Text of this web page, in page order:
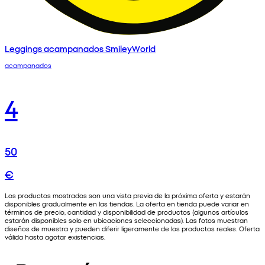
Leggings acampanados SmileyWorld
acampanados
4
50
€
Los productos mostrados son una vista previa de la próxima oferta y estarán
disponibles gradualmente en las tiendas. La oferta en tienda puede variar en
términos de precio, cantidad y disponibilidad de productos (algunos artículos
estarán disponibles solo en ubicaciones seleccionadas). Las fotos muestran
diseños de muestra y pueden diferir ligeramente de los productos reales. Oferta
válida hasta agotar existencias.